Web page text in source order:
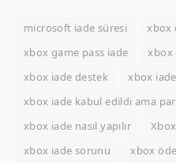
microsoft iade süresi
xbox
xbox game pass iade
xbox
xbox iade destek
xbox
xbox iade kabul edildi ama
xbox iade nasıl yapılır
xbox iade sorunu
xbox